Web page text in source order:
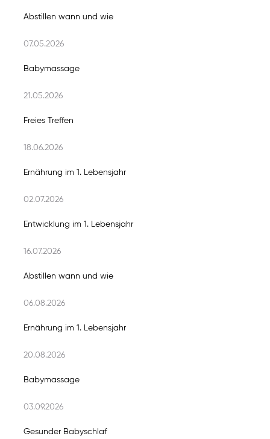
Abstillen wann und wie
07.05.2026
Babymassage
21.05.2026
Freies Treffen
18.06.2026
Ernährung im 1. Lebensjahr
02.07.2026
Entwicklung im 1. Lebensjahr
16.07.2026
Abstillen wann und wie
06.08.2026
Ernährung im 1. Lebensjahr
20.08.2026
Babymassage
03.09.2026
Gesunder Babyschlaf